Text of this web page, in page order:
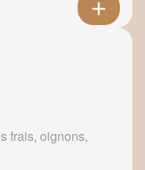
frais, oignons,